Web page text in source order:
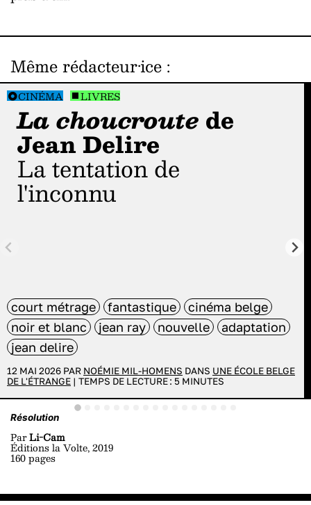
Même rédacteur·ice :
CINÉMA LIVRES
La choucroute de
Jean Delire
La tentation de
l'inconnu
court métrage fantastique
cinéma belge
noir et blanc
jean ray nouvelle
adaptation
jean delire
12 MAI 2026 PAR NOÉMIE MIL-HOMENS DANS UNE ÉCOLE BELGE
DE L'ÉTRANGE | TEMPS DE LECTURE : 5 MINUTES
Résolution
ParLi-Cam
Éditions la Volte, 2019
160 pages